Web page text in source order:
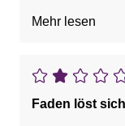
Qualität erwartet.
Mehr lesen
Faden löst